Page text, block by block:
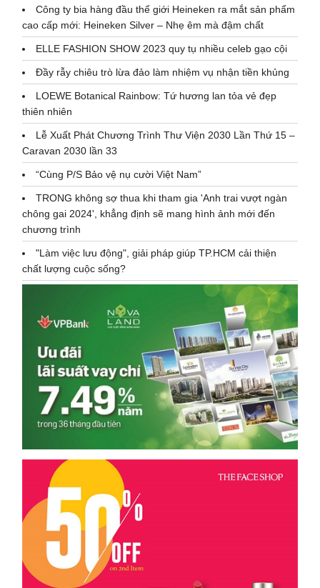
Công ty bia hàng đầu thế giới Heineken ra mắt sản phẩm
cao cấp mới: Heineken Silver – Nhẹ êm mà đậm chất
ELLE FASHION SHOW 2023 quy tụ nhiều celeb gạo cội
Đầy rẫy chiêu trò lừa đảo làm nhiệm vụ nhận tiền khủng
LOEWE Botanical Rainbow: Tứ hương lan tỏa vẻ đẹp
thiên nhiên
Lễ Xuất Phát Chương Trình Thư Viện 2030 Lần Thứ 15 –
Caravan 2030 lần 33
“Cùng P/S Bảo vệ nụ cười Việt Nam”
TRONG không sợ thua khi tham gia 'Anh trai vượt ngàn
chông gai 2024', khẳng định sẽ mang hình ảnh mới đến
chương trình
"Làm việc lưu động", giải pháp giúp TP.HCM cải thiện
chất lượng cuộc sống?